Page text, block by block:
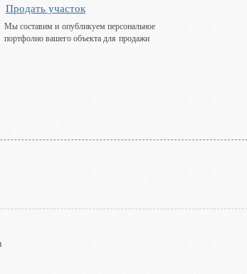
Продать участок
Мы составим и опубликуем персональное
портфолио вашего объекта для продажи